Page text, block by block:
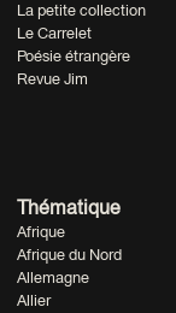
La petite collection
Le Carrelet
Poésie étrangère
Revue Jim
Thématique
Afrique
Afrique du Nord
Allemagne
Allier